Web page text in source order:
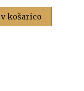
košarico